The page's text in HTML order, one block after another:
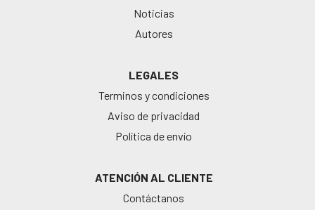
Noticias
Autores
LEGALES
Terminos y condiciones
Aviso de privacidad
Política de envío
ATENCIÓN AL CLIENTE
Contáctanos